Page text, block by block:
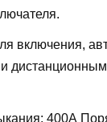
включения,
400А